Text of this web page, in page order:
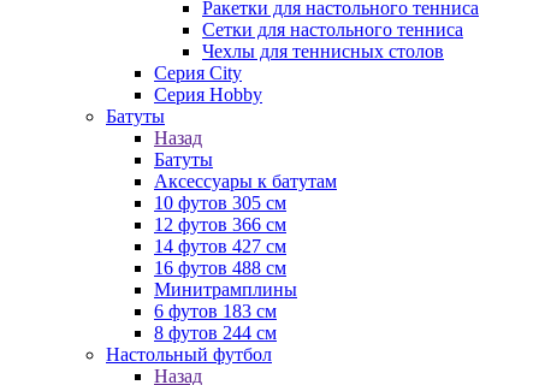
Ракетки для настольного тенниса
Сетки для настольного тенниса
Чехлы для теннисных столов
Серия City
Серия Hobby
Батуты
Назад
Батуты
Аксессуары к батутам
10 футов 305 см
12 футов 366 см
14 футов 427 см
16 футов 488 см
Минитрамплины
6 футов 183 см
8 футов 244 см
Настольный футбол
Назад